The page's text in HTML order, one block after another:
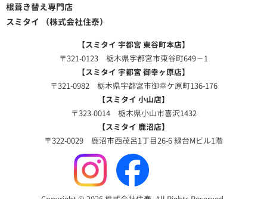
根葺き替え専門店
スミタイ （株式会社住泰）
【スミタイ 宇都宮 東谷町本店】
〒321-0123 栃木県宇都宮市東谷町649－1
【スミタイ 宇都宮 御幸ヶ原店】
〒321-0982 栃木県宇都宮市御幸ケ原町136-176
【スミタイ 小山店】
〒323-0014 栃木県小山市喜沢1432
【スミタイ 鹿沼店】
〒322-0029 鹿沼市西茂呂1丁目26-6 緑台Mビル1階